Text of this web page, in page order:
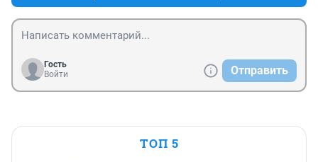
Гость
Войти
Отправить
ТОП 5